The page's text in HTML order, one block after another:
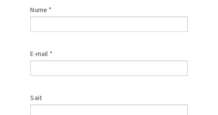
Nume *
E-mail *
Sait